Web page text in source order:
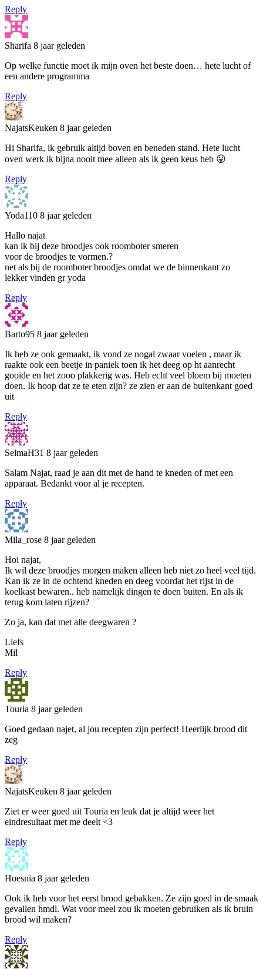
Reply
Sharifa 8 jaar geleden
Op welke functie moet ik mijn oven het beste doen… hete lucht of
een andere programma
Reply
NajatsKeuken 8 jaar geleden
Hi Sharifa, ik gebruik altijd boven en beneden stand. Hete lucht
oven werk ik bijna nooit mee alleen als ik geen keus heb 😛
Reply
Yoda110 8 jaar geleden
Hallo najat
kan ik bij deze broodjes ook roomboter smeren
voor de broodjes te vormen.?
net als bij de roomboter broodjes omdat we de binnenkant zo
lekker vinden gr yoda
Reply
Barto95 8 jaar geleden
Ik heb ze ook gemaakt, ik vond ze nogal zwaar voelen , maar ik
raakte ook een beetje in paniek toen ik het deeg op ht aanrecht
gooide en het zooo plakkerig was. Heb echt veel bloem bij moeten
doen. Ik hoop dat ze te eten zijn? ze zien er aan de buitenkant goed
uit
Reply
SelmaH31 8 jaar geleden
Salam Najat, raad je aan dit met de hand te kneden of met een
apparaat. Bedankt voor al je recepten.
Reply
Mila_rose 8 jaar geleden
Hoi najat,
Ik wil deze broodjes morgen maken alleen heb niet zo heel veel tijd.
Kan ik ze in de ochtend kneden en deeg voordat het rijst in de
koelkast bewaren.. heb namelijk dingen te doen buiten. En als ik
terug kom laten rijzen?
Zo ja, kan dat met alle deegwaren ?
Liefs
Mil
Reply
Touria 8 jaar geleden
Goed gedaan najet, al jou recepten zijn perfect! Heerlijk brood dit
zeg
Reply
NajatsKeuken 8 jaar geleden
Ziet er weer goed uit Touria en leuk dat je altijd weer het
eindresultaat met me deelt <3
Reply
Hoesnia 8 jaar geleden
Ook ik heb voor het eerst brood gebakken. Ze zijn goed in de smaak
gevallen hmdl. Wat voor meel zou ik moeten gebruiken als ik bruin
brood wil maken?
Reply